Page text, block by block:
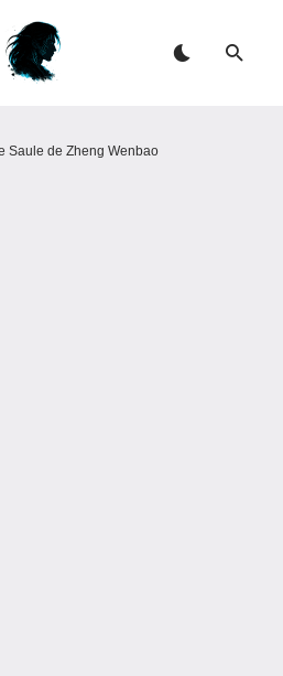
Saule de Zheng Wenbao